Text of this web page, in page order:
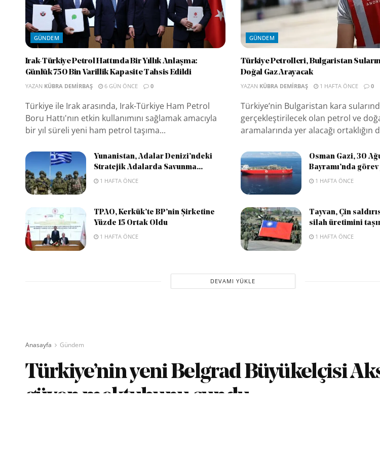
GÜNDEM
Irak-Türkiye Petrol Hattında Bir Yıllık Anlaşma:
Günlük 750 Bin Varillik Kapasite Tahsis Edildi
YAZAN KÜBRA DEMIRBAŞ 6 GÜN ÖNCE 0
Türkiye ile Irak arasında, Irak-Türkiye Ham Petrol
Boru Hattı'nın etkin kullanımını sağlamak amacıyla
bir yıl süreli yeni ham petrol taşıma...
GÜNDEM
Türkiye Petrolleri, Bulgaristan
Doğal Gaz Arayacak
YAZAN KÜBRA DEMIRBAŞ 1 HAFTA ÖNCE 0
Türkiye’nin Bulgaristan kara
gerçekleştirilecek olan petrol ve
aramalarında yer alacağı ortaklığın
Yunanistan, Adalar Denizi’ndeki
Stratejik Adalarda Savunma...
1 HAFTA ÖNCE
Osman Gazi, 30
Bayramı’nda
1 HAFTA ÖNCE
TPAO, Kerkük’te BP’nin Şirketine
Yüzde 15 Ortak Oldu
1 HAFTA ÖNCE
Tayvan, Çin
silah üretimini
1 HAFTA ÖNCE
DEVAMI YÜKLE
Anasayfa Gündem
Türkiye’nin yeni Belgrad Büyükelçisi
güven mektubunu sundu